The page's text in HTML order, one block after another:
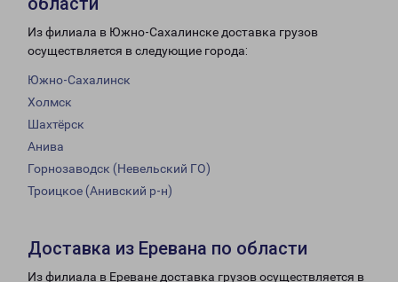
Из филиала в Южно-Сахалинске доставка грузов
осуществляется в следующие города:
Южно-Сахалинск
Холмск
Шахтёрск
Анива
Горнозаводск (Невельский ГО)
Троицкое (Анивский р-н)
Доставка из Еревана по области
Из филиала в Ереване доставка грузов осуществляется в